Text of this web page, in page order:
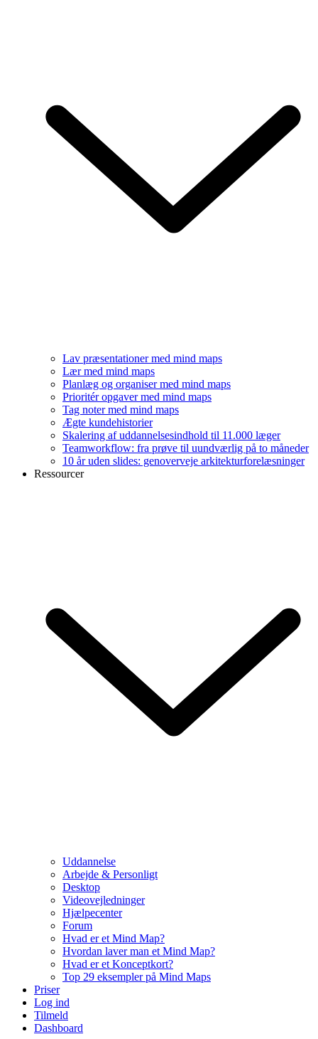
Lav præsentationer med mind maps
Lær med mind maps
Planlæg og organiser med mind maps
Prioritér opgaver med mind maps
Tag noter med mind maps
Ægte kundehistorier
Skalering af uddannelsesindhold til 11.000 læger
Teamworkflow: fra prøve til uundværlig på to måneder
10 år uden slides: genoverveje arkitekturforelæsninger
Ressourcer
Uddannelse
Arbejde & Personligt
Desktop
Videovejledninger
Hjælpecenter
Forum
Hvad er et Mind Map?
Hvordan laver man et Mind Map?
Hvad er et Konceptkort?
Top 29 eksempler på Mind Maps
Priser
Log ind
Tilmeld
Dashboard